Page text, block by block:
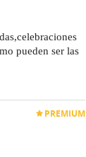
pueden ser las
PREMIUM